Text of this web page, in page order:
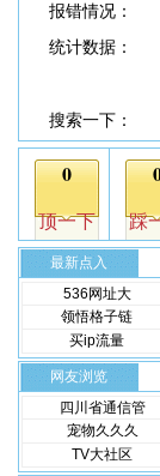
报错情况：
统计数据：
搜索一下：
最新点入
536网址大
领悟格子链
买ip流量
网友浏览
四川省通信管
宠物久久久
TV大社区